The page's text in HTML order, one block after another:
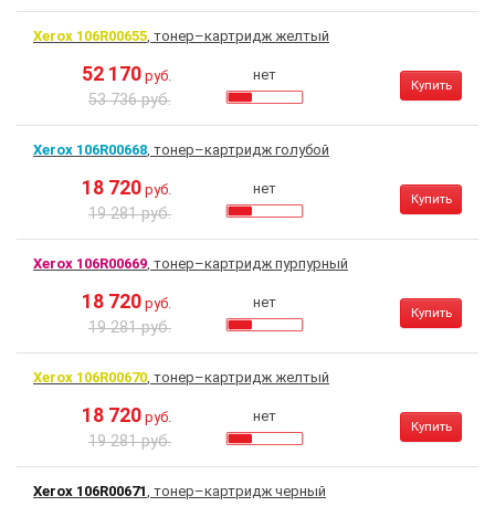
Xerox 106R00655, тонер–картридж желтый
52 170 руб.
53 736 руб.
нет
Купить
Xerox 106R00668, тонер–картридж голубой
18 720 руб.
19 281 руб.
нет
Купить
Xerox 106R00669, тонер–картридж пурпурный
18 720 руб.
19 281 руб.
нет
Купить
Xerox 106R00670, тонер–картридж желтый
18 720 руб.
19 281 руб.
нет
Купить
Xerox 106R00671, тонер–картридж черный